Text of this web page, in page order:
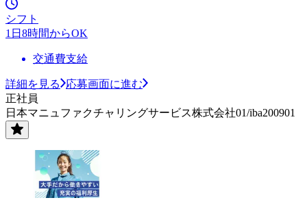
シフト
1日8時間からOK
交通費支給
詳細を見る
応募画面に進む
正社員
日本マニュファクチャリングサービス株式会社01/iba200901